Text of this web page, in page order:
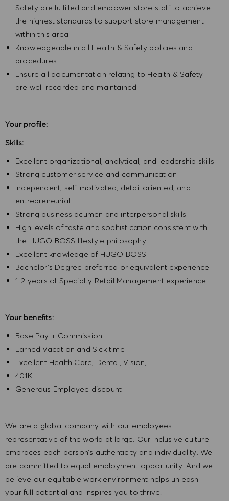
Safety are fulfilled and empower store staff to achieve
the highest standards to support store management
within this area
Knowledgeable in all Health & Safety policies and
procedures
Ensure all documentation relating to Health & Safety
are well recorded and maintained
Your profile:
Skills:
Excellent organizational, analytical, and leadership skills
Strong customer service and communication
Independent, self-motivated, detail oriented, and
entrepreneurial
Strong business acumen and interpersonal skills
High levels of taste and sophistication consistent with
the HUGO BOSS lifestyle philosophy
Excellent knowledge of HUGO BOSS
Bachelor’s Degree preferred or equivalent experience
1-2 years of Specialty Retail Management experience
Your benefits:
Base Pay + Commission
Earned Vacation and Sick time
Excellent Health Care, Dental, Vision,
401K
Generous Employee discount
We are a global company with our employees
representative of the world at large. Our inclusive culture
embraces each person’s authenticity and individuality. We
are committed to equal employment opportunity. And we
believe our equitable work environment helps unleash
your full potential and inspires you to thrive.